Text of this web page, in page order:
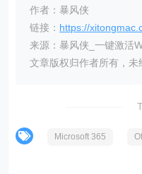
作者：暴风侠
链接： https://
来源：暴风侠_一键激活
文章版权归作者所有，未
Microsoft 365